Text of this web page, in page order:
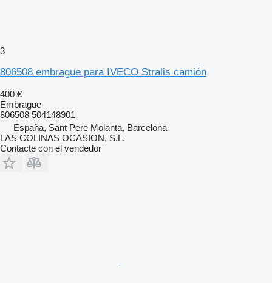
3
806508 embrague para IVECO Stralis camión
400 €
Embrague
806508 504148901
España, Sant Pere Molanta, Barcelona
LAS COLINAS OCASION, S.L.
Contacte con el vendedor